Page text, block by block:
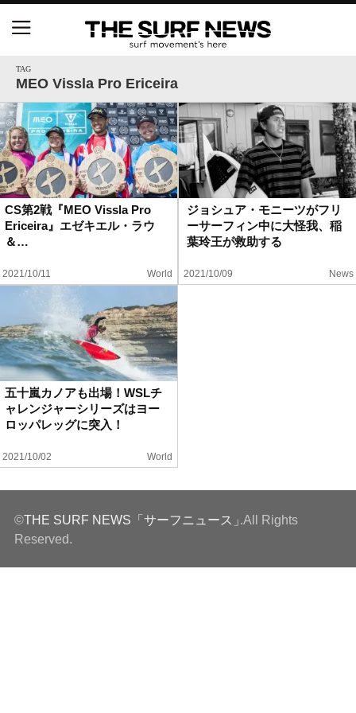
TAG
MEO Vissla Pro Ericeira
CS第2戦『MEO Vissla Pro
Ericeira』エゼキエル・ラウ
＆…
2021/10/11 World
ジョシュア・モニーツがフリ
ーサーフィン中に大怪我、稲
葉玲王が救助する
2021/10/09 News
五十嵐カノアも出場！WSLチ
ャレンジャーシリーズはヨー
ロッパレッグに突入！
2021/10/02 World
©THE SURF NEWS「サーフニュース」.All Rights
Reserved.
【五十嵐カノア独占インタビュー】旧友レオ、ジャ
ックとの豪華プライベートセッション
S.ONE ショート＆ロング開幕戦・現地リポート（高
橋みなと）
ニュース
特集
試合
ハウツー
ホリデースタイル
ウェストジャパン